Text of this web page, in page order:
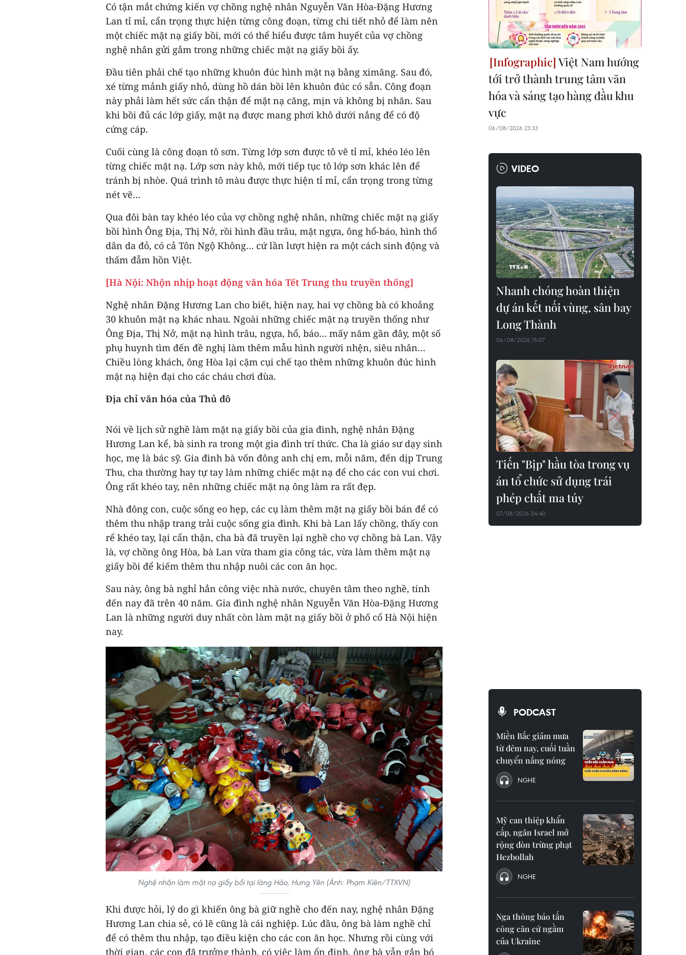
Có tận mắt chứng kiến vợ chồng nghệ nhân Nguyễn Văn Hòa-Đặng Hương
Lan tỉ mỉ, cẩn trọng thực hiện từng công đoạn, từng chi tiết nhỏ để làm nên
một chiếc mặt nạ giấy bồi, mới có thể hiểu được tâm huyết của vợ chồng
nghệ nhân gửi gắm trong những chiếc mặt nạ giấy bồi ấy.
Đầu tiên phải chế tạo những khuôn đúc hình mặt nạ bằng ximăng. Sau đó,
xé từng mảnh giấy nhỏ, dùng hồ dán bồi lên khuôn đúc có sẵn. Công đoạn
này phải làm hết sức cẩn thận để mặt nạ căng, mịn và không bị nhăn. Sau
khi bồi đủ các lớp giấy, mặt nạ được mang phơi khô dưới nắng để có độ
cứng cáp.
Cuối cùng là công đoạn tô sơn. Từng lớp sơn được tô vẽ tỉ mỉ, khéo léo lên
từng chiếc mặt nạ. Lớp sơn này khô, mới tiếp tục tô lớp sơn khác lên để
tránh bị nhòe. Quá trình tô màu được thực hiện tỉ mỉ, cẩn trọng trong từng
nét vẽ…
Qua đôi bàn tay khéo léo của vợ chồng nghệ nhân, những chiếc mặt nạ giấy
bồi hình Ông Địa, Thị Nở, rồi hình đầu trâu, mặt ngựa, ông hổ-báo, hình thổ
dân da đỏ, có cả Tôn Ngộ Không… cứ lần lượt hiện ra một cách sinh động và
thấm đẫm hồn Việt.
[Hà Nội: Nhộn nhịp hoạt động văn hóa Tết Trung thu truyền thống]
Nghệ nhân Đặng Hương Lan cho biết, hiện nay, hai vợ chồng bà có khoảng
30 khuôn mặt nạ khác nhau. Ngoài những chiếc mặt nạ truyền thống như
Ông Địa, Thị Nở, mặt nạ hình trâu, ngựa, hổ, báo… mấy năm gần đây, một số
phụ huynh tìm đến đề nghị làm thêm mẫu hình người nhện, siêu nhân…
Chiều lòng khách, ông Hòa lại cặm cụi chế tạo thêm những khuôn đúc hình
mặt nạ hiện đại cho các cháu chơi đùa.
Địa chỉ văn hóa của Thủ đô
Nói về lịch sử nghề làm mặt nạ giấy bồi của gia đình, nghệ nhân Đặng
Hương Lan kể, bà sinh ra trong một gia đình trí thức. Cha là giáo sư dạy sinh
học, mẹ là bác sỹ. Gia đình bà vốn đông anh chị em, mỗi năm, đến dịp Trung
Thu, cha thường hay tự tay làm những chiếc mặt nạ để cho các con vui chơi.
Ông rất khéo tay, nên những chiếc mặt nạ ông làm ra rất đẹp.
Nhà đông con, cuộc sống eo hẹp, các cụ làm thêm mặt nạ giấy bồi bán để có
thêm thu nhập trang trải cuộc sống gia đình. Khi bà Lan lấy chồng, thấy con
rể khéo tay, lại cẩn thận, cha bà đã truyền lại nghề cho vợ chồng bà Lan. Vậy
là, vợ chồng ông Hòa, bà Lan vừa tham gia công tác, vừa làm thêm mặt nạ
giấy bồi để kiếm thêm thu nhập nuôi các con ăn học.
Sau này, ông bà nghỉ hẳn công việc nhà nước, chuyên tâm theo nghề, tính
đến nay đã trên 40 năm. Gia đình nghệ nhân Nguyễn Văn Hòa-Đặng Hương
Lan là những người duy nhất còn làm mặt nạ giấy bồi ở phố cổ Hà Nội hiện
nay.
Nghệ nhân làm mặt nạ giấy bồi tại làng Hảo, Hưng Yên (Ảnh: Phạm Kiên/TTXVN)
Khi được hỏi, lý do gì khiến ông bà giữ nghề cho đến nay, nghệ nhân Đặng
Hương Lan chia sẻ, có lẽ cũng là cái nghiệp. Lúc đầu, ông bà làm nghề chỉ
để có thêm thu nhập, tạo điều kiện cho các con ăn học. Nhưng rồi cùng với
thời gian, các con đã trưởng thành, có việc làm ổn định, ông bà vẫn gắn bó
Việt Nam hướng
tới trở thành trung tâm văn
hóa và sáng tạo hàng đầu khu
vực
06/08/2026 23:33
VIDEO
Nhanh chóng hoàn thiện
dự án kết nối vùng, sân bay
Long Thành
06/08/2026 15:07
Tiến "Bịp" hầu tòa trong vụ
án tổ chức sử dụng trái
phép chất ma túy
07/08/2026 04:40
PODCAST
Miền Bắc giảm mưa
từ đêm nay, cuối tuần
chuyển nắng nóng
NGHE
Mỹ can thiệp khẩn
cấp, ngăn Israel mở
rộng đòn trừng phạt
Hezbollah
NGHE
Nga thông báo tấn
công căn cứ ngầm
của Ukraine